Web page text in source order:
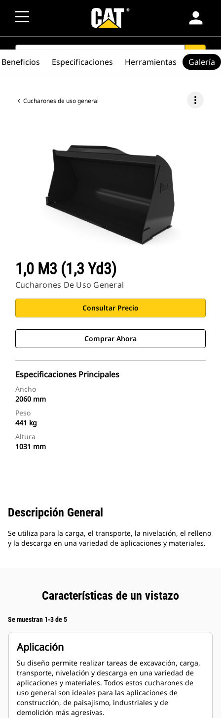
person
SEARCH search
Cucharones de uso general more_vert
1,0 M3 (1,3 Yd3)
Cucharones De Uso General
Consultar Precio
Comprar Ahora
Especificaciones Principales
Ancho
2060 mm
Peso
441 kg
Altura
1031 mm
Beneficios Especificaciones Herramientas Galería
Descripción General
Se utiliza para la carga, el transporte, la nivelación, el relleno
y la descarga en una variedad de aplicaciones y materiales.
Características de un vistazo
Se muestran 1-3 de 5
Aplicación
Su diseño permite realizar tareas de excavación, carga,
transporte, nivelación y descarga en una variedad de
aplicaciones y materiales. Todos estos cucharones de
uso general son ideales para las aplicaciones de
construcción, de paisajismo, industriales y de
demolición más agresivas.